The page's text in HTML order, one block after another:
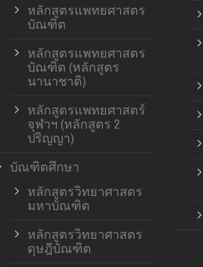
หลักสูตรแพทยศาสตร
บัณฑิต
หลักสูตรแพทยศาสตร
บัณฑิต (หลักสูตร
นานาชาติ)
หลักสูตรแพทยศาสตร์
จุฬาฯ (หลักสูตร 2
ปริญญา)
บัณฑิตศึกษา
หลักสูตรวิทยาศาสตร
มหาบัณฑิต
หลักสูตรวิทยาศาสตร
ดุษฎีบัณฑิต